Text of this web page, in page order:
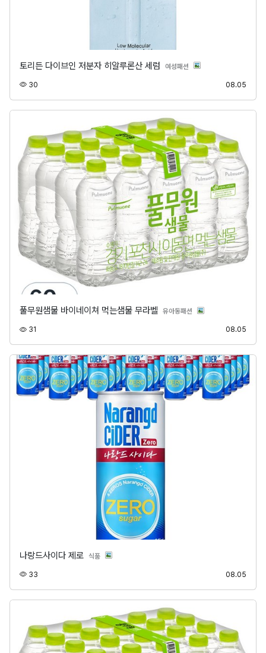
토리든 다이브인 저분자 히알루론산 세럼 여성패션 분류
30 08.05
풀무원샘물 바이네이쳐 먹는샘물 무라벨 유아동패션 분류
31 08.05
나랑드사이다 제로 식품분류
33 08.05